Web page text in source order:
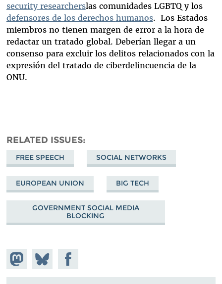
security researcherslas comunidades LGBTQ y los
defensores de los derechos humanos. Los Estados
miembros no tienen margen de error a la hora de
redactar un tratado global. Deberían llegar a un
consenso para excluir los delitos relacionados con la
expresión del tratado de ciberdelincuencia de la
ONU.
RELATED ISSUES
FREE SPEECH SOCIAL NETWORKS
EUROPEAN UNION BIG TECH
GOVERNMENT SOCIAL MEDIA
BLOCKING
Share on
Mastodon
Share
on
Bluesky
Share on
Facebook